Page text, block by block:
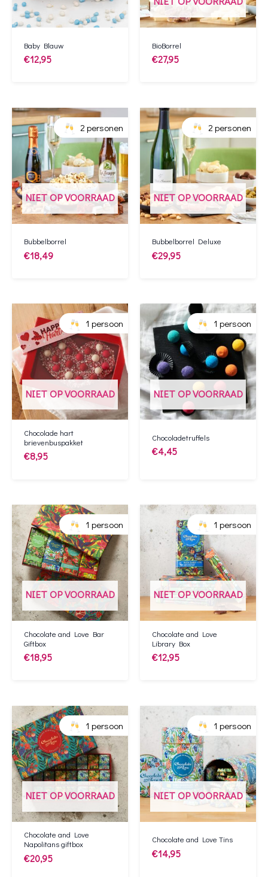
Baby Blauw
€12,95
BioBorrel
€27,95
NIET OP VOORRAAD
2 personen
Bubbelborrel
€18,49
NIET OP VOORRAAD
2 personen
Bubbelborrel Deluxe
€29,95
NIET OP VOORRAAD
1 persoon
Chocolade hart
brievenbuspakket
€8,95
NIET OP VOORRAAD
1 persoon
Chocoladetruffels
€4,45
NIET OP VOORRAAD
1 persoon
Chocolate and Love Bar
Giftbox
€18,95
NIET OP VOORRAAD
1 persoon
Chocolate and Love
Library Box
€12,95
NIET OP VOORRAAD
1 persoon
Chocolate and Love
Napolitans giftbox
€20,95
NIET OP VOORRAAD
1 persoon
Chocolate and Love Tins
€14,95